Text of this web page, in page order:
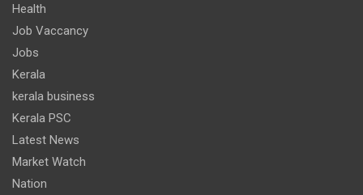
Health
Job Vaccancy
Jobs
Kerala
kerala business
Kerala PSC
Latest News
Market Watch
Nation